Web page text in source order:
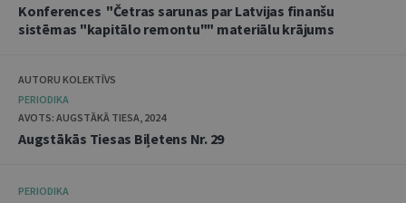
Konferences "Četras sarunas par Latvijas finanšu
sistēmas "kapitālo remontu"" materiālu krājums
AUTORU KOLEKTĪVS
PERIODIKA
AVOTS: AUGSTĀKĀ TIESA, 2024
Augstākās Tiesas Biļetens Nr. 29
PERIODIKA